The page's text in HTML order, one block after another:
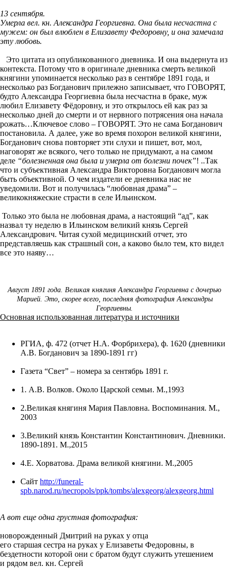
13 сентября.
Умерла вел. кн. Александра Георгиевна. Она была несчастна с
мужем: он был влюблен в Елизавету Федоровну, и она замечала
эту любовь.
Это цитата из опубликованного дневника. И она выдернута из
контекста. Потому что в оригинале дневника смерть великой
княгини упоминается несколько раз в сентябре 1891 года, и
несколько раз Богданович прилежно записывает, что ГОВОРЯТ,
будто Александра Георгиевна была несчастна в браке, муж
любил Елизавету Фёдоровну, и это открылось ей как раз за
несколько дней до смерти и от нервного потрясения она начала
рожать…Ключевое слово – ГОВОРЯТ. Это не сама Богданович
постановила. А далее, уже во время похорон великой княгини,
Богданович снова повторяет эти слухи и пишет, вот, мол,
наговорят же всякого, чего только не придумают, а на самом
деле “болезненная она была и умерла от болезни почек”! ..Так
что и субъективная Александра Викторовна Богданович могла
быть объективной. О чем издатели ее дневника нас не
уведомили. Вот и получилась “любовная драма” –
великокняжеские страсти в селе Ильинском.
Только это была не любовная драма, а настоящий “ад”, как
назвал ту неделю в Ильинском великий князь Сергей
Александрович. Читая сухой медицинский отчет, это
представляешь как страшный сон, а каково было тем, кто видел
все это наяву…
Август 1891 года. Великая княгиня Александра Георгиевна с дочерью
Марией. Это, скорее всего, последняя фотография Александры
Георгиевны.
Основная использованная литература и источники
РГИА, ф. 472 (отчет Н.А. Форбрихера), ф. 1620 (дневники
А.В. Богданович за 1890-1891 гг)
Газета “Свет” – номера за сентябрь 1891 г.
1. А.В. Волков. Около Царской семьи. М.,1993
2.Великая княгиня Мария Павловна. Воспоминания. М.,
2003
3.Великий князь Константин Константинович. Дневники.
1890-1891. М.,2015
4.Е. Хорватова. Драма великой княгини. М.,2005
Сайт http://funeral-
spb.narod.ru/necropols/ppk/tombs/alexgeorg/alexgeorg.html
А вот еще одна грустная фотография:
новорожденный Дмитрий на руках у отца
его старшая сестра на руках у Елизаветы Федоровны, в
бездетности которой они с братом будут служить утешением
и рядом вел. кн. Сергей